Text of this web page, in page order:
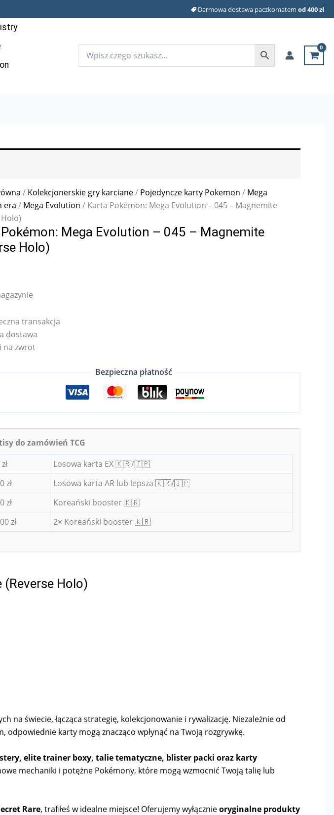
Darmowa dostawa paczkomatem od 400 zł
/ Kolekcjonerskie gry karciane/ Pojedyncze karty Pokemon / Mega
era / Mega Evolution / Karta Pokémon: Mega Evolution – 045 – Magnemite
Mega Evolution – 045 – Magnemite
Holo)
transakcja
dostawa
na zwrot
Bezpieczna płatność
do zamówień TCG
Losowa karta EX 🇰🇷/🇯🇵
zł
Losowa karta AR lub lepsza 🇰🇷/🇯🇵
zł
Koreański booster 🇰🇷
zł
2× Koreański booster 🇰🇷
Holo)
na świecie, łącząca strategię, kolekcjonowanie i rywalizację. Niezależnie od
karty mogą znacząco wpłynąć na Twoją rozgrywkę.
elite trainer boxy, talie tematyczne, blister packi oraz karty
mechaniki i potężne Pokémony, które mogą wzmocnić Twoją talię lub
Rare, trafiłeś w idealne miejsce! Oferujemy wyłącznieoryginalne produkty